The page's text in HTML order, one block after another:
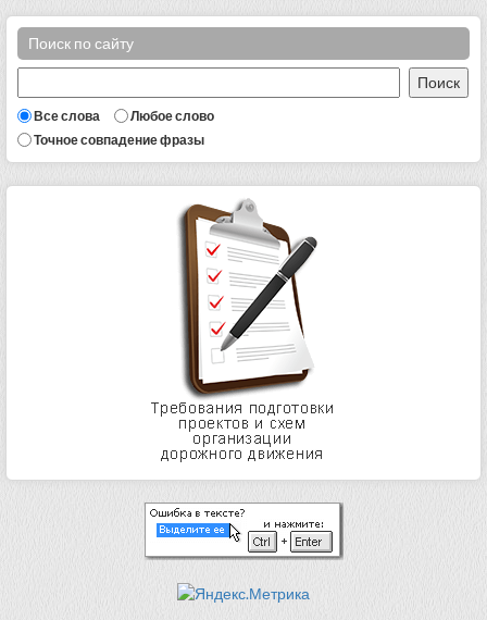
Поиск по сайту
Все слова
Любое слово
Точное совпадение фразы